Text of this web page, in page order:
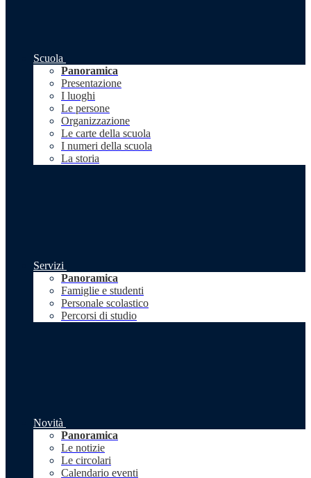
Scuola
Panoramica
Presentazione
I luoghi
Le persone
Organizzazione
Le carte della scuola
I numeri della scuola
La storia
Servizi
Panoramica
Famiglie e studenti
Personale scolastico
Percorsi di studio
Novità
Panoramica
Le notizie
Le circolari
Calendario eventi